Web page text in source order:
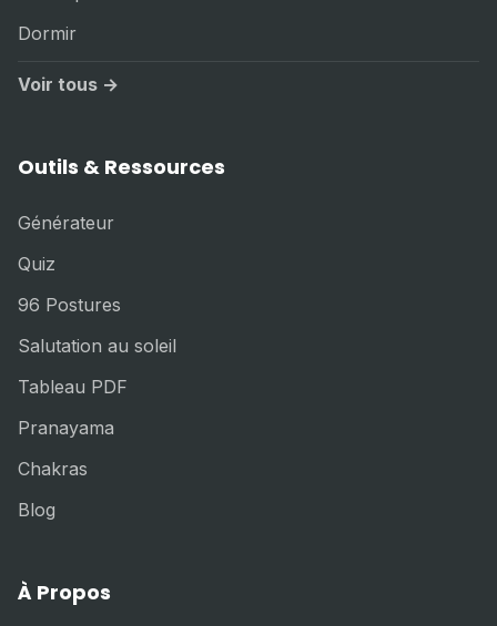
Dormir
Voir tous →
Outils & Ressources
Générateur
Quiz
96 Postures
Salutation au soleil
Tableau PDF
Pranayama
Chakras
Blog
À Propos